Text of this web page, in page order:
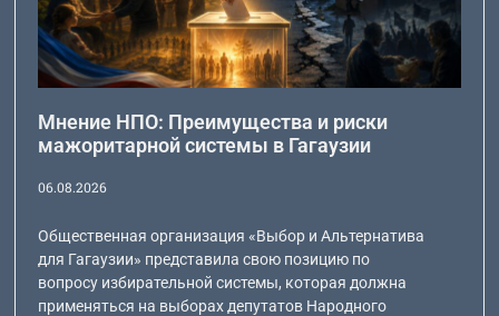
Мнение НПО: Преимущества и риски
мажоритарной системы в Гагаузии
06.08.2026
Общественная организация «Выбор и Альтернатива
для Гагаузии» представила свою позицию по
вопросу избирательной системы, которая должна
применяться на выборах депутатов Народного